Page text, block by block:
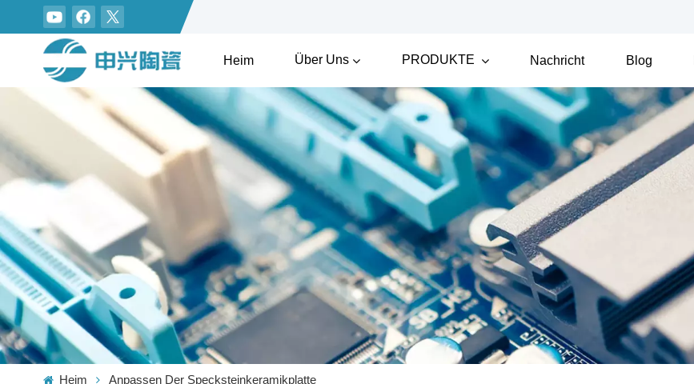
Heim Über Uns PRODUKTE Nachricht Blog
Heim Anpassen Der Specksteinkeramikplatte